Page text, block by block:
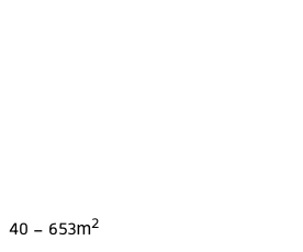
40 - 653m2